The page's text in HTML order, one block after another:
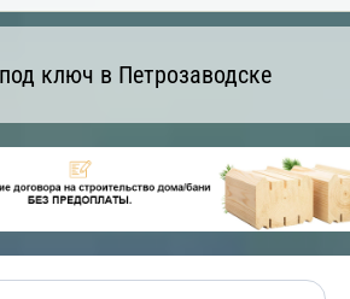
ключ в Петрозаводске